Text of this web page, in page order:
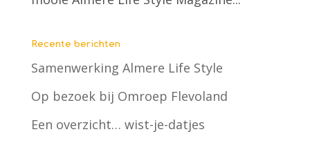
Recente berichten
Samenwerking Almere Life Style
Op bezoek bij Omroep Flevoland
Een overzicht… wist-je-datjes